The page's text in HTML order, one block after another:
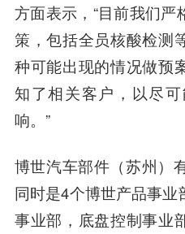
方面表示，“目前我们
策，包括全员核酸检测
种可能出现的情况做预
知了相关客户，以尽
响。”
博世汽车部件（苏州）
同时是4个博世产品事
事业部，底盘控制事业